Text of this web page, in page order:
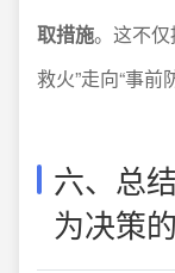
取措施。这不
救火”走向“事前
六、总
为决策